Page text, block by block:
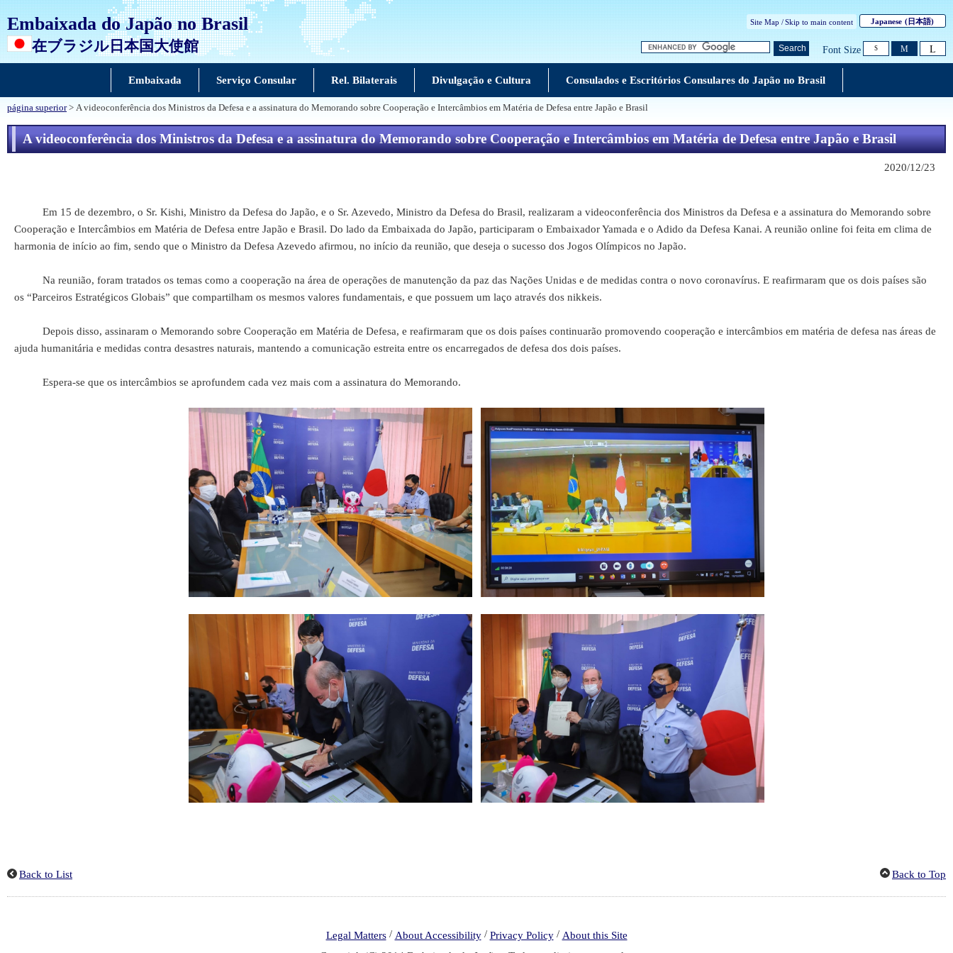
Embaixada do Japão no Brasil
在ブラジル日本国大使館
Site Map /Skip to main content Japanese (日本語)
Search Font Size S M L
Embaixada Serviço Consular Rel. Bilaterais Divulgação e Cultura Consulados e Escritórios Consulares do Japão no Brasil
página superior> A videoconferência dos Ministros da Defesa e a assinatura do Memorando sobre Cooperação e Intercâmbios em Matéria de Defesa entre Japão e Brasil
A videoconferência dos Ministros da Defesa e a assinatura do Memorando sobre Cooperação e Intercâmbios em Matéria de Defesa entre Japão e Brasil
2020/12/23
Em 15 de dezembro, o Sr. Kishi, Ministro da Defesa do Japão, e o Sr. Azevedo, Ministro da Defesa do Brasil, realizaram a videoconferência dos Ministros da Defesa e a assinatura do Memorando sobre
Cooperação e Intercâmbios em Matéria de Defesa entre Japão e Brasil. Do lado da Embaixada do Japão, participaram o Embaixador Yamada e o Adido da Defesa Kanai. A reunião online foi feita em clima de
harmonia de início ao fim, sendo que o Ministro da Defesa Azevedo afirmou, no início da reunião, que deseja o sucesso dos Jogos Olímpicos no Japão.
Na reunião, foram tratados os temas como a cooperação na área de operações de manutenção da paz das Nações Unidas e de medidas contra o novo coronavírus. E reafirmaram que os dois países são
os “Parceiros Estratégicos Globais” que compartilham os mesmos valores fundamentais, e que possuem um laço através dos nikkeis.
Depois disso, assinaram o Memorando sobre Cooperação em Matéria de Defesa, e reafirmaram que os dois países continuarão promovendo cooperação e intercâmbios em matéria de defesa nas áreas de
ajuda humanitária e medidas contra desastres naturais, mantendo a comunicação estreita entre os encarregados de defesa dos dois países.
Espera-se que os intercâmbios se aprofundem cada vez mais com a assinatura do Memorando.
Back to List Back to Top
Legal Matters / About Accessibility / Privacy Policy / About this Site